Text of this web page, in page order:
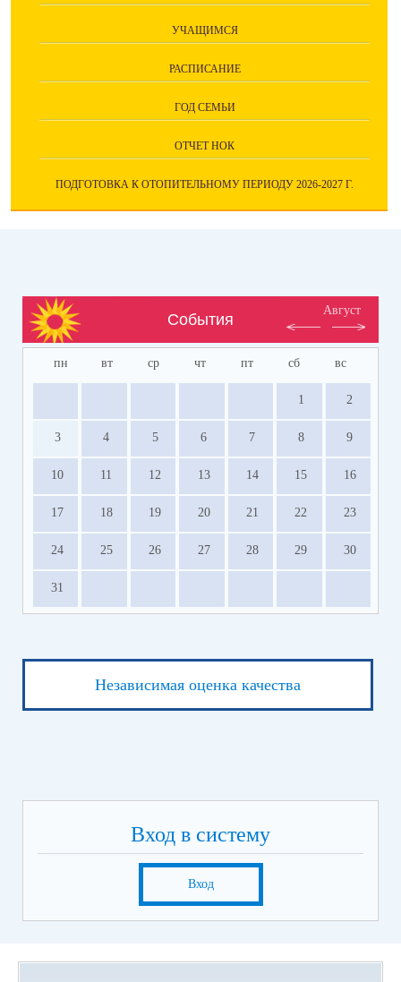
УЧАЩИМСЯ
РАСПИСАНИЕ
ГОД СЕМЬИ
ОТЧЕТ НОК
ПОДГОТОВКА К ОТОПИТЕЛЬНОМУ ПЕРИОДУ 2026-2027 Г.
События
Август
пн вт ср чт пт сб вс
1 2
3 4 5 6 7 8 9
10 11 12 13 14 15 16
17 18 19 20 21 22 23
24 25 26 27 28 29 30
31
Независимая оценка качества
Вход в систему
Вход